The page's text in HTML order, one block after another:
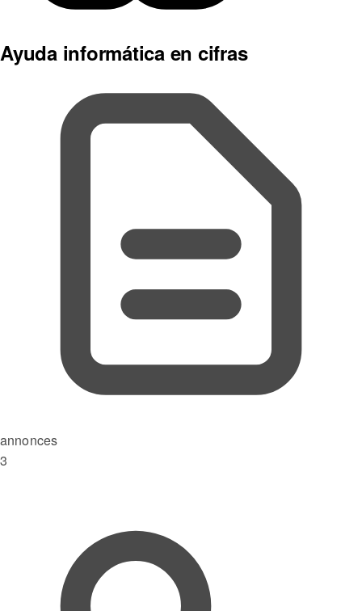
Ayuda informática en cifras
annonces
3